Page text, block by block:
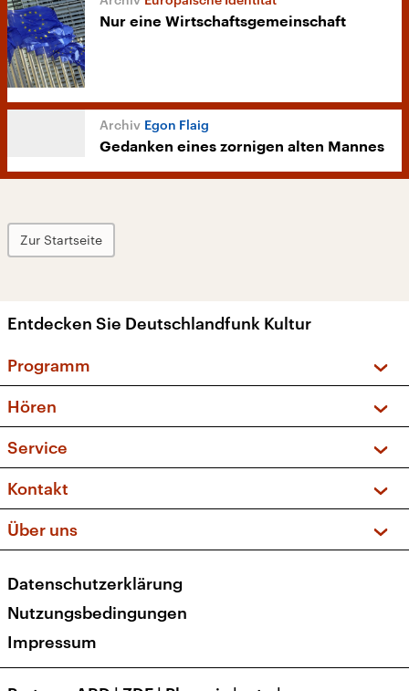
Nur eine Wirtschaftsgemeinschaft
Egon Flaig
Gedanken eines zornigen alten Mannes
Zur Startseite
Entdecken Sie Deutschlandfunk Kultur
Programm
Sendungen und Podcasts
Musikliste
Kakadu – Das Kinderprogramm
Hören
Frequenzen (UKW + DAB+)
Service
FAQ
Apps
Newsletter
Veranstaltungen
Kontakt
Social Media
Über uns
Presse
Karriere
Transparenz
Datenschutzerklärung
Nutzungsbedingungen
Impressum